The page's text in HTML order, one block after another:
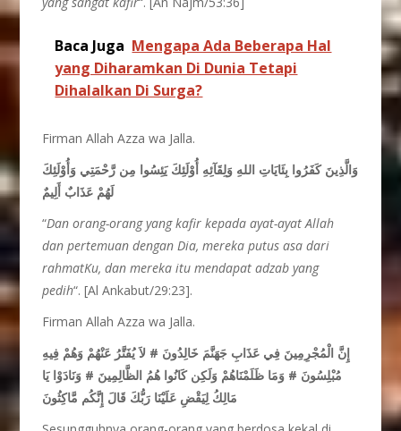
Baca Juga Mengapa Ada Beberapa Hal
yang Diharamkan Di Dunia Tetapi
Dihalalkan Di Surga?
Firman Allah Azza wa Jalla.
وَالَّذِينَ كَفَرُوا بِئَايَاتِ اللهِ وَلِقَآئِهِ أُوْلَئِكَ يَئِسُوا مِن رَّحْمَتِي وَأُوْلَئِكَ
لَهُمْ عَذَابٌ أَلِيمٌ
“Dan orang-orang yang kafir kepada ayat-ayat Allah
dan pertemuan dengan Dia, mereka putus asa dari
rahmatKu, dan mereka itu mendapat adzab yang
pedih“. [Al Ankabut/29:23].
Firman Allah Azza wa Jalla.
إِنَّ الْمُجْرِمِينَ فِي عَذَابِ جَهَنَّمَ خَالِدُونَ # لاَ يُفَتَّرُ عَنْهُمْ وَهُمْ فِيهِ
مُبْلِسُونَ # وَمَا ظَلَمْنَاهُمْ وَلَكِن كَانُوا هُمُ الظَّالِمِينَ # وَنَادَوْا يَا
مَالِكُ لِيَقْضِ عَلَيْنَا رَبُّكَ قَالَ إِنَّكُم مَّاكِثُونَ